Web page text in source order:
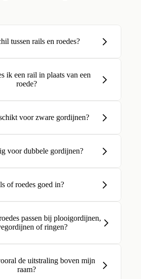
tussen rails en roedes?
ik een rail in plaats van een
roede?
voor zware gordijnen?
voor dubbele gordijnen?
of roedes goed in?
passen bij plooigordijnen,
of ringen?
de uitstraling boven mijn
raam?